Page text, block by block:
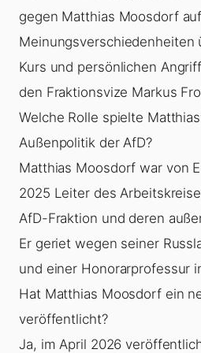
gegen Matthias Moosdorf
Meinungsverschiedenheiten
Kurs und persönlichen
den Fraktionsvize Markus
Welche Rolle spielte
Außenpolitik der AfD?
Matthias Moosdorf war von
2025 Leiter des
AfD-Fraktion und deren
Er geriet wegen seiner
und einer Honorarprofessur
Hat Matthias Moosdorf ein
veröffentlicht?
Ja, im April 2026